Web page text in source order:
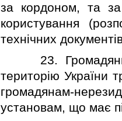
за кордоном, та
користування
технiчних
23. Громадяни-
територiю України
громадянам-
установам, що має